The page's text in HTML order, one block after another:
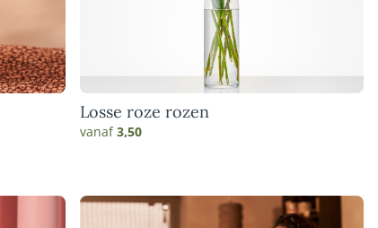
Losse roze rozen
vanaf3,50